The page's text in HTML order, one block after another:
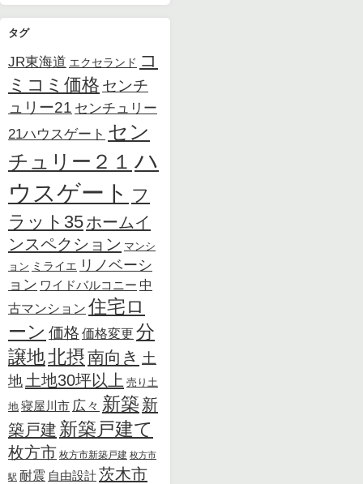
タグ
JR東海道 エクセランド コ
ミコミ価格 センチ
ュリー21 センチュリー
21ハウスゲート セン
チュリー２１ ハ
ウスゲート フ
ラット35ホームイ
ンスペクション マンシ
ョン ミライエ リノベーシ
ョン ワイドバルコニー 中
古マンション 住宅ロ
ーン 価格 価格変更 分
譲地北摂南向き 土
地 土地30坪以上 売り土
地 寝屋川市 広々 新築 新
築戸建 新築戸建て
枚方市 枚方市新築戸建 枚方市
駅 耐震 自由設計茨木市